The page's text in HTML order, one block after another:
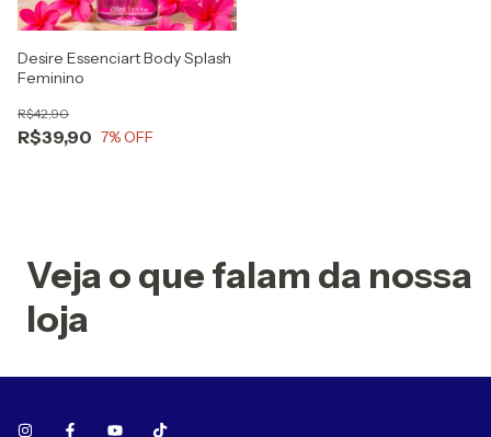
Desire Essenciart Body Splash
Feminino
R$39,90
R$42,90
7% OFF
Veja o que falam da nossa
loja